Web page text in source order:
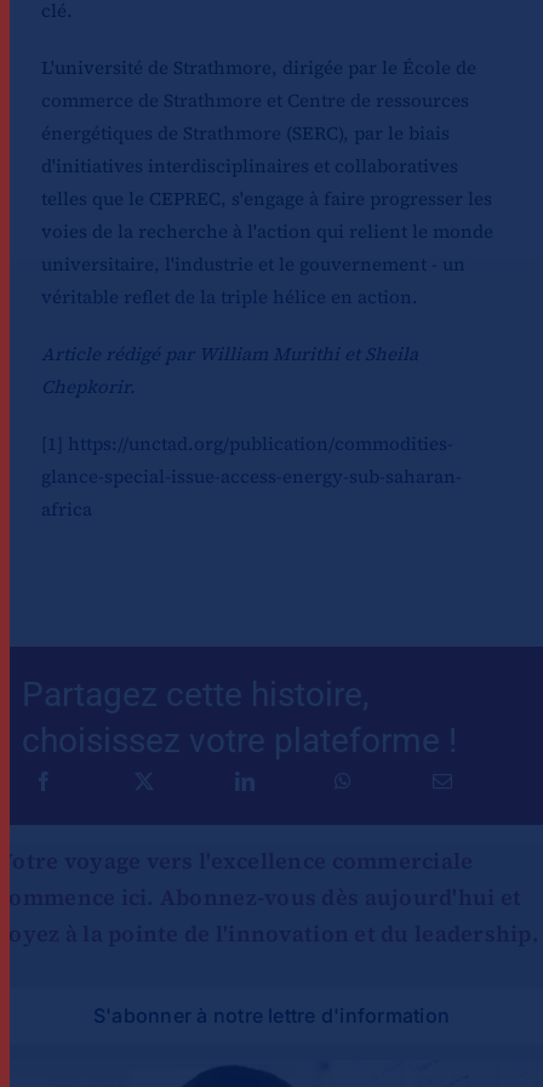
clé.
L'université de Strathmore, dirigée par le École de
commerce de Strathmore et Centre de ressources
énergétiques de Strathmore (SERC), par le biais
d'initiatives interdisciplinaires et collaboratives
telles que le CEPREC, s'engage à faire progresser les
voies de la recherche à l'action qui relient le monde
universitaire, l'industrie et le gouvernement - un
véritable reflet de la triple hélice en action.
Article rédigé par William Murithi et Sheila
Chepkorir.
[1] https://unctad.org/publication/commodities-
glance-special-issue-access-energy-sub-saharan-
africa
Partagez cette histoire,
choisissez votre plateforme !
S'abonner à notre lettre d'information